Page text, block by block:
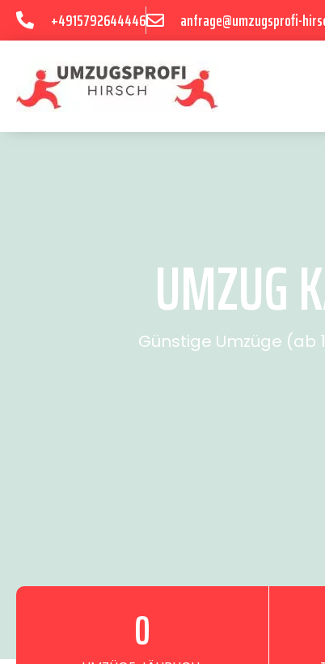
+4915792644446 anfrage@umzugsprofi-
UMZUG
Günstige Umzüge (ab
0